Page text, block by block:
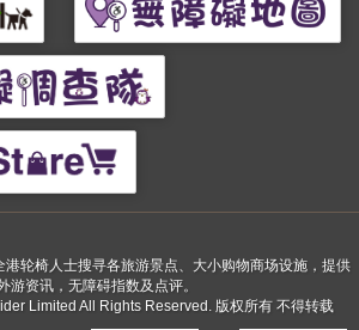
港轮椅人士搜寻各旅游景点、大小购物商场设施，提供
游资讯，无障碍指数及点评。
Limited All Rights Reserved. 版权所有 不得转载